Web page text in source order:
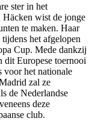
ster in het
wist de jonge
te maken. Haar
het afgelopen
Cup. Mede dankzij
Europese toernooi
voor het nationale
zal ze
de Nederlandse
deze
club.